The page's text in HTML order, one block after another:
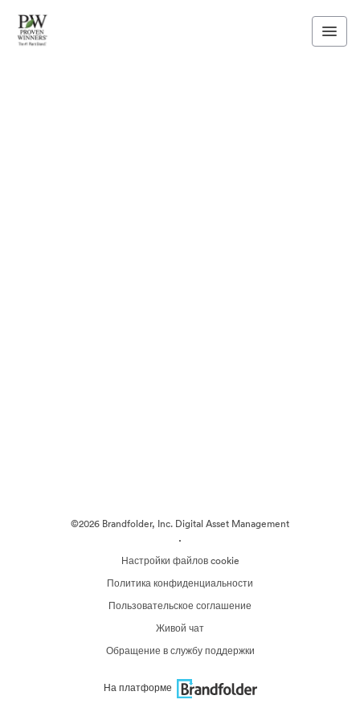
©2026 Brandfolder, Inc. Digital Asset Management
·
Настройки файлов cookie
Политика конфиденциальности
Пользовательское соглашение
Живой чат
Обращение в службу поддержки
На платформе